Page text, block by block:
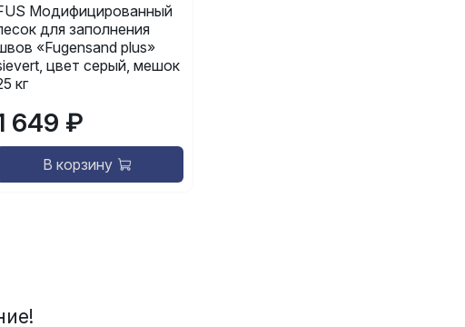
Модифицированный
для заполнения
«Fugensand plus»
цвет серый, мешок
кг
649 ₽
В корзину